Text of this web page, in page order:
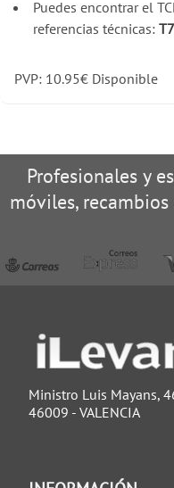
Puedes encontrar el
referencias técnicas:
PVP: 10.95€ Disponible
Profesionales y
móviles,
Ministro Luis Mayans,
46009 - VALENCIA